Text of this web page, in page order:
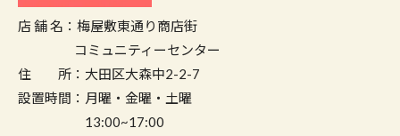
店 舗 名：梅屋敷東通り商店街
コミュニティーセンター
住 所：大田区大森中2-2-7
設置時間：月曜・金曜・土曜
13:00~17:00